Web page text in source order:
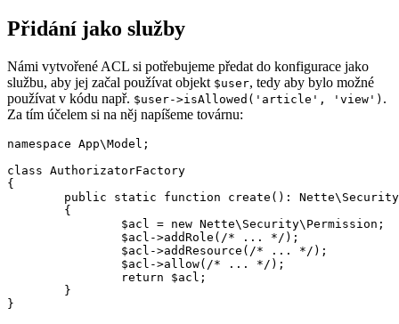
Přidání jako služby
Námi vytvořené ACL si potřebujeme předat do konfigurace jako
službu, aby jej začal používat objekt $user, tedy aby bylo možné
používat v kódu např. $user->isAllowed('article', 'view') .
Za tím účelem si na něj napíšeme továrnu:
namespace App\Model;
class AuthorizatorFactory
{